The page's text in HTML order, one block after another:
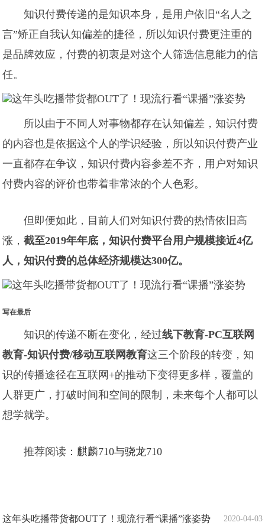
知识付费传递的是知识本身，是用户依旧“名人之
言”矫正自我认知偏差的捷径，所以知识付费更注重的
是品牌效应，付费的初衷是对这个人筛选信息能力的信
任。
所以由于不同人对事物都存在认知偏差，知识付费
的内容也是依据这个人的学识经验，所以知识付费产业
一直都存在争议，知识付费内容参差不齐，用户对知识
付费内容的评价也带着非常浓的个人色彩。
但即便如此，目前人们对知识付费的热情依旧高
涨，截至2019年年底，知识付费平台用户规模接近4亿
人，知识付费的总体经济规模达300亿。
写在最后
知识的传递不断在变化，经过线下教育-PC互联网
教育-知识付费/移动互联网教育这三个阶段的转变，知
识的传播途径在互联网+的推动下变得更多样，覆盖的
人群更广，打破时间和空间的限制，未来每个人都可以
想学就学。
推荐阅读： 麒麟710与骁龙710
2020-04-03
这年头吃播带货都OUT了！现流行看“课播”涨姿势